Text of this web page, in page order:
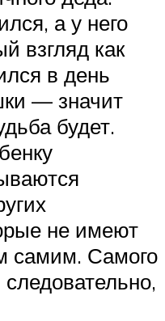
а у него
взгляд как
в день
— значит
будет.
не имеют
самим. Самого